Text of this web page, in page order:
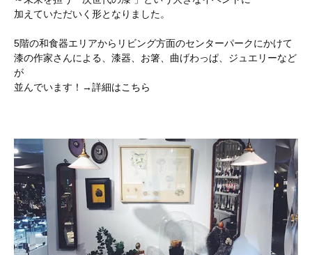
加えていただいく形となりました。
5階の和食器エリアからリビング方面のセンターパークにかけて
漆の作家さんによる、漆器、お箸、曲げわっぱ、ジュエリーなど
が
並んでいます！→詳細はこちら